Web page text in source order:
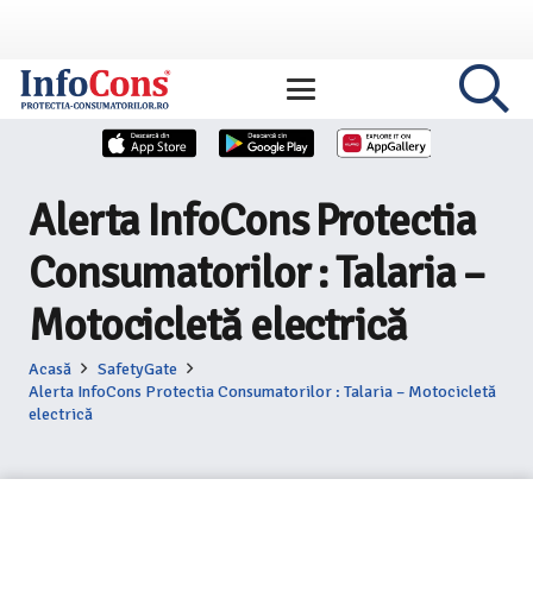
Alerta InfoCons Protectia
Consumatorilor : Talaria –
Motocicletă electrică
Acasă
SafetyGate
Alerta InfoCons Protectia Consumatorilor : Talaria – Motocicletă
electrică